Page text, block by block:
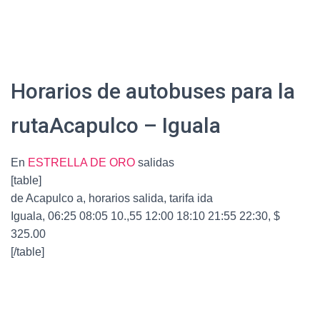
Horarios de autobuses para la
rutaAcapulco – Iguala
En ESTRELLA DE ORO salidas
[table]
de Acapulco a, horarios salida, tarifa ida
Iguala, 06:25 08:05 10.,55 12:00 18:10 21:55 22:30, $
325.00
[/table]